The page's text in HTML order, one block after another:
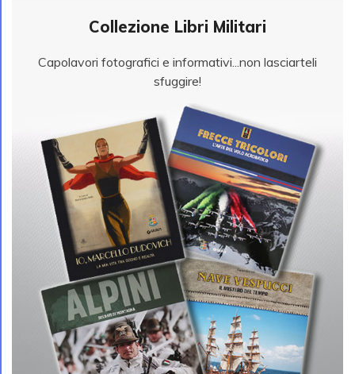
Collezione Libri Militari
Capolavori fotografici e informativi...non lasciarteli
sfuggire!